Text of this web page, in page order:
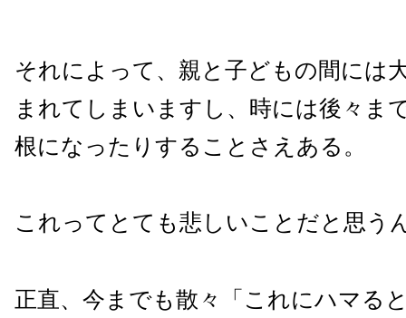
それによって、親と子どもの間には
まれてしまいますし、時には後々ま
根になったりすることさえある。
これってとても悲しいことだと思う
正直、今までも散々「これにハマる